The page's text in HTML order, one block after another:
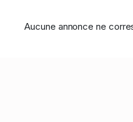
Aucune annonce ne